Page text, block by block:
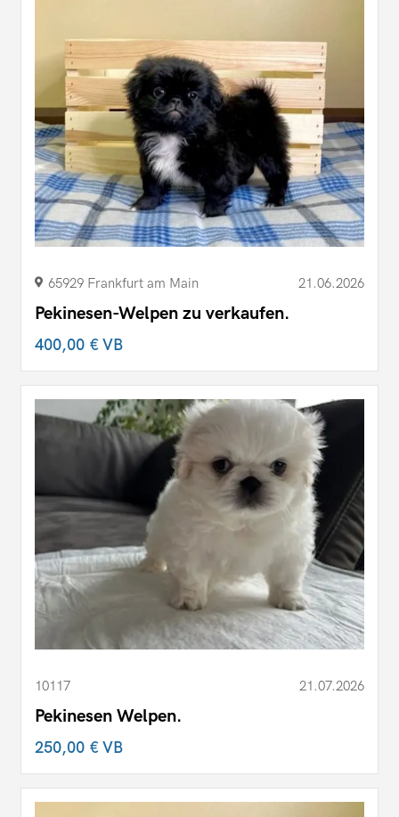
65929 Frankfurt am Main 21.06.2026
Pekinesen-Welpen zu verkaufen.
400,00 €VB
10117 21.07.2026
Pekinesen Welpen.
250,00 €VB